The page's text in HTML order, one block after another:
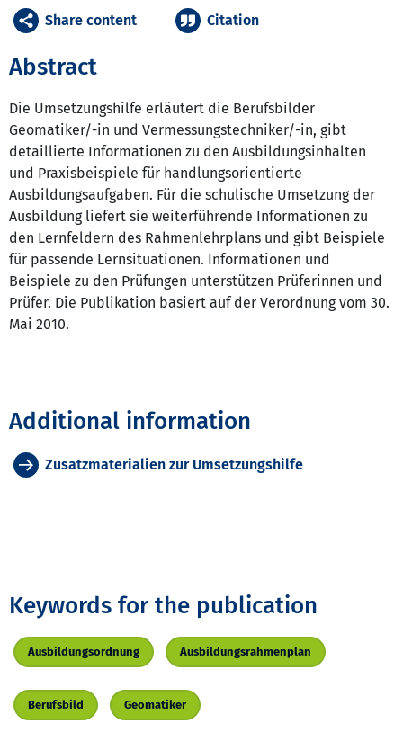
Abstract
Die Umsetzungshilfe erläutert die Berufsbilder
Geomatiker/-in und Vermessungstechniker/-in, gibt
detaillierte Informationen zu den Ausbildungsinhalten
und Praxisbeispiele für handlungsorientierte
Ausbildungsaufgaben. Für die schulische Umsetzung der
Ausbildung liefert sie weiterführende Informationen zu
den Lernfeldern des Rahmenlehrplans und gibt Beispiele
für passende Lernsituationen. Informationen und
Beispiele zu den Prüfungen unterstützen Prüferinnen und
Prüfer. Die Publikation basiert auf der Verordnung vom 30.
Mai 2010.
Share content Citation
Additional information
Zusatzmaterialien zur Umsetzungshilfe
Keywords for the publication
Ausbildungsordnung Ausbildungsrahmenplan
Berufsbild Geomatiker